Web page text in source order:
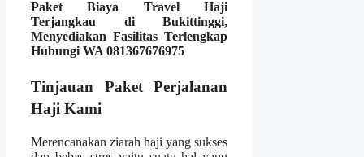
Paket Biaya Travel Haji
Terjangkau di Bukittinggi,
Menyediakan Fasilitas Terlengkap
Hubungi WA 081367676975
Tinjauan Paket Perjalanan
Haji Kami
Merencanakan ziarah haji yang sukses